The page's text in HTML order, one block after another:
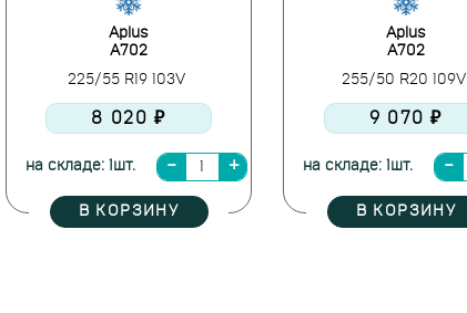
Aplus
A702
225/55 R19 103V
8 020 ₽
на складе: 1шт.
В КОРЗИНУ
Aplus
A702
255/50 R20 109V
9 070 ₽
на складе: 1шт.
В КОРЗИНУ